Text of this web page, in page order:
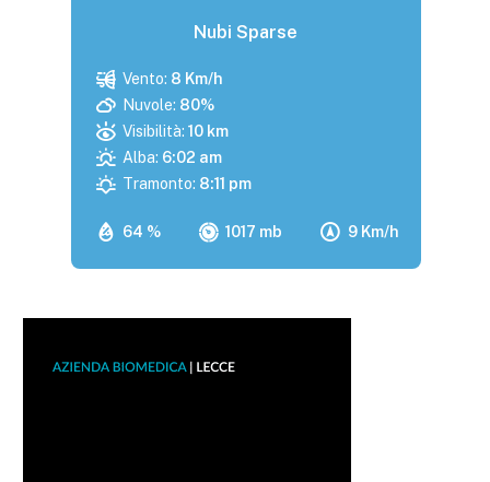
Nubi Sparse
64 % 1017 mb 9 Km/h
Vento: 8 Km/h
Nuvole: 80%
Visibilità: 10 km
Alba: 6:02 am
Tramonto: 8:11 pm